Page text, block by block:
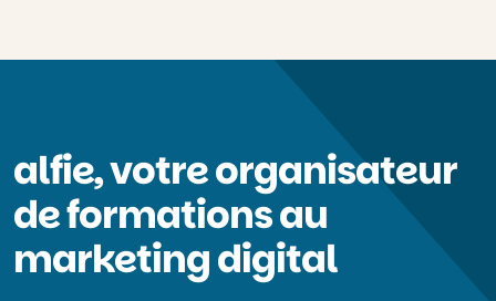
alfie, votre organisateur
de formations au
marketing digital